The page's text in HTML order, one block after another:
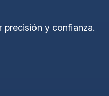
precisión y confianza.